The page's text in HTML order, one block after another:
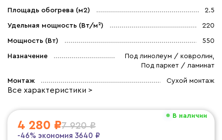
Площадь обогрева (м2) 2.5
Удельная мощность (Вт/м²) 220
Мощность (Вт) 550
Назначение
Под линолеум / ковролин,
Под паркет / ламинат
Монтаж Сухой монтаж
Все характеристики >
В наличии
4 280 ₽7 920 ₽
-46% экономия 3640 ₽